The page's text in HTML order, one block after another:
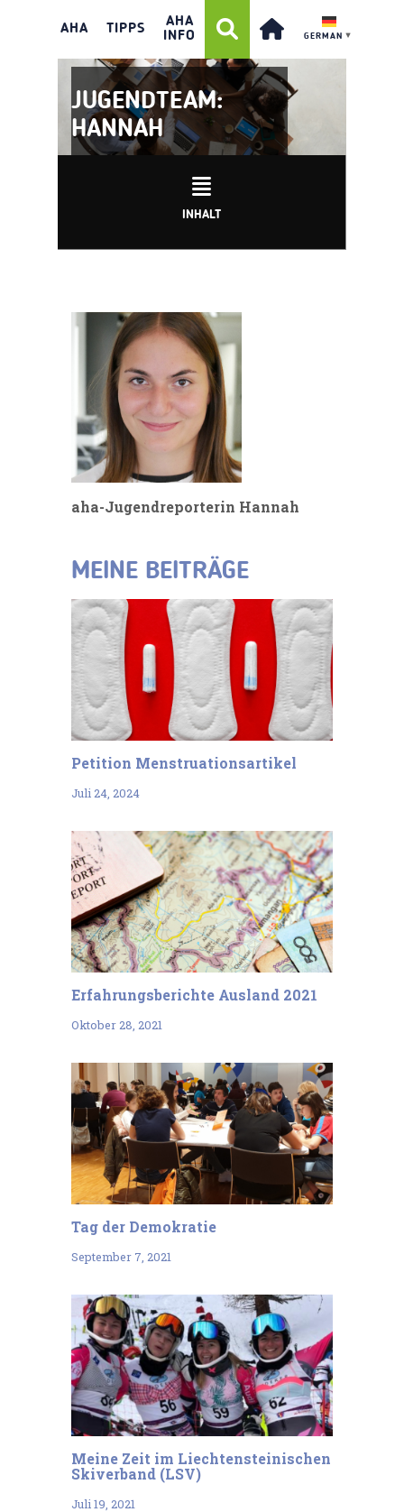
AHA TIPPS
AHA
INFO
GERMAN ▼
JUGENDTEAM:
HANNAH
INHALT
aha-Jugendreporterin Hannah
MEINE BEITRÄGE
Petition Menstruationsartikel
Juli 24, 2024
Erfahrungsberichte Ausland 2021
Oktober 28, 2021
Tag der Demokratie
September 7, 2021
Meine Zeit im Liechtensteinischen
Skiverband (LSV)
Juli 19, 2021